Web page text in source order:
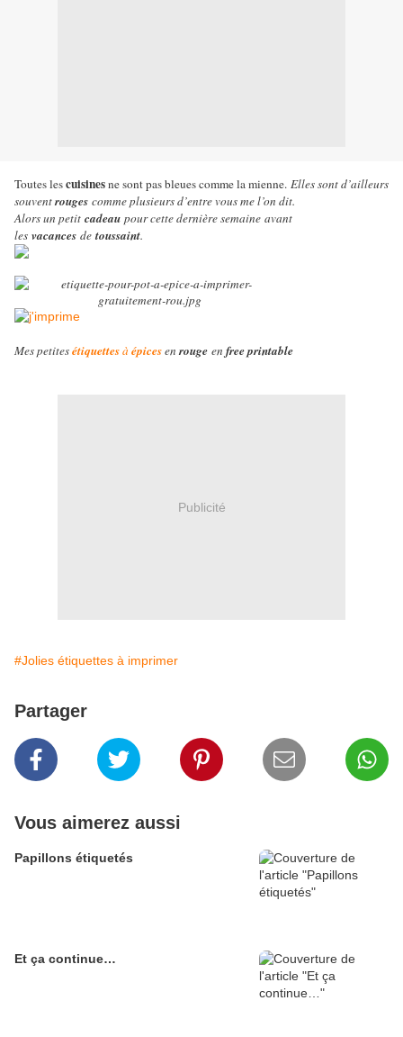
Toutes lescuisinesne sont pas bleues comme la mienne. Elles sont d’ailleurs
souventrouges comme plusieurs d’entre vous me l’on dit.
Alors un petit cadeau pour cette dernière semaine avant
les vacances de toussaint.
Mes petitesétiquettesà épicesen rouge en free printable
Publicité
#Jolies étiquettes à imprimer
Partager
Vous aimerez aussi
Papillons étiquetés
Et ça continue…